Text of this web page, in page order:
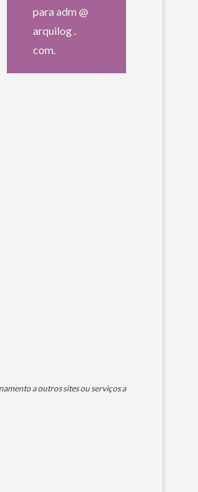
para adm @
arquilog .
com.
a outros sites ou serviços a